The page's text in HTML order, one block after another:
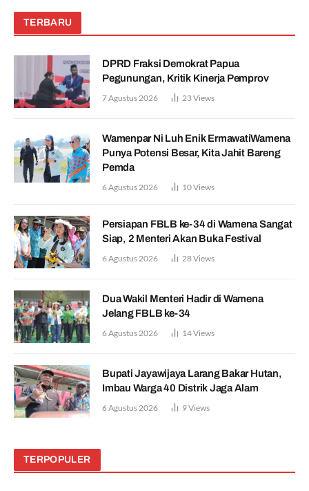
TERBARU
DPRD Fraksi Demokrat Papua
Pegunungan, Kritik Kinerja Pemprov
7 Agustus 2026 23Views
Wamenpar Ni Luh Enik ErmawatiWamena
Punya Potensi Besar, Kita Jahit Bareng
Pemda
6 Agustus 2026 10Views
Persiapan FBLB ke-34 di Wamena Sangat
Siap, 2 Menteri Akan Buka Festival
6 Agustus 2026 28Views
Dua Wakil Menteri Hadir di Wamena
Jelang FBLB ke-34
6 Agustus 2026 14Views
Bupati Jayawijaya Larang Bakar Hutan,
Imbau Warga 40 Distrik Jaga Alam
6 Agustus 2026 9Views
TERPOPULER